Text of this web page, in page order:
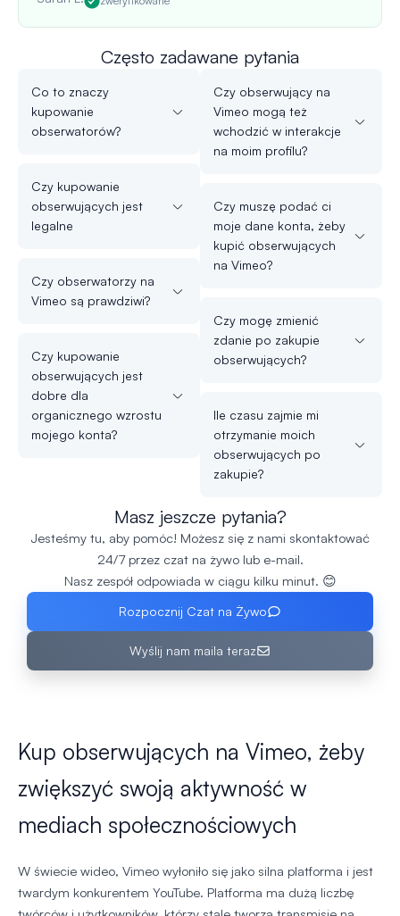
Często zadawane pytania
Co to znaczy
kupowanie
obserwatorów?
Czy kupowanie
obserwujących jest
legalne
Czy obserwatorzy na
Vimeo są prawdziwi?
Czy kupowanie
obserwujących jest
dobre dla
organicznego wzrostu
mojego konta?
Czy obserwujący na
Vimeo mogą też
wchodzić w interakcje
na moim profilu?
Czy muszę podać ci
moje dane konta, żeby
kupić obserwujących
na Vimeo?
Czy mogę zmienić
zdanie po zakupie
obserwujących?
Ile czasu zajmie mi
otrzymanie moich
obserwujących po
zakupie?
Masz jeszcze pytania?
Jesteśmy tu, aby pomóc! Możesz się z nami skontaktować
24/7 przez czat na żywo lub e-mail.
Nasz zespół odpowiada w ciągu kilku minut. 😊
Rozpocznij Czat na Żywo
Wyślij nam maila teraz
Kup obserwujących na Vimeo, żeby
zwiększyć swoją aktywność w
mediach społecznościowych
W świecie wideo, Vimeo wyłoniło się jako silna platforma i jest
twardym konkurentem YouTube. Platforma ma dużą liczbę